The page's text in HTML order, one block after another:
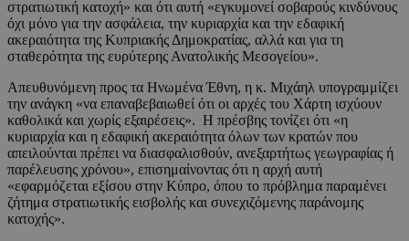
στρατιωτική κατοχή» και ότι αυτή «εγκυμονεί σοβαρούς κινδύνους
όχι μόνο για την ασφάλεια, την κυριαρχία και την εδαφική
ακεραιότητα της Κυπριακής Δημοκρατίας, αλλά και για τη
σταθερότητα της ευρύτερης Ανατολικής Μεσογείου».
Απευθυνόμενη προς τα Ηνωμένα Έθνη, η κ. Μιχάηλ υπογραμμίζει
την ανάγκη «να επαναβεβαιωθεί ότι οι αρχές του Χάρτη ισχύουν
καθολικά και χωρίς εξαιρέσεις». Η πρέσβης τονίζει ότι «η
κυριαρχία και η εδαφική ακεραιότητα όλων των κρατών που
απειλούνται πρέπει να διασφαλισθούν, ανεξαρτήτως γεωγραφίας ή
παρέλευσης χρόνου», επισημαίνοντας ότι η αρχή αυτή
«εφαρμόζεται εξίσου στην Κύπρο, όπου το πρόβλημα παραμένει
ζήτημα στρατιωτικής εισβολής και συνεχιζόμενης παράνομης
κατοχής».